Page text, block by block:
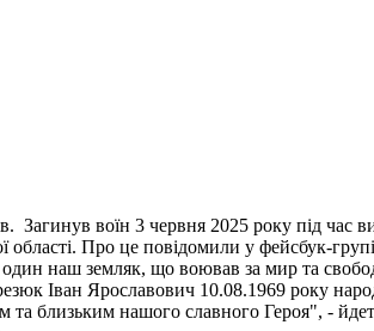
воїн 3 червня 2025 року під час
області. Про це повідомили у фейсбук-
наш земляк, що воював за мир та
Іван Ярославович 10.08.1969 року
близьким нашого славного Героя", -